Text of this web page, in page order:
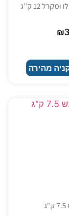
12 ק''ג
₪
מהירה